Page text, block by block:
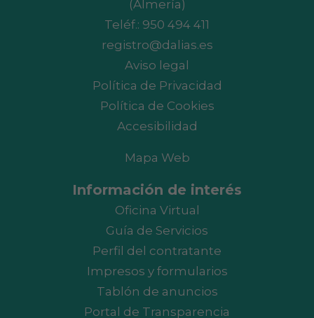
(Almería)
Teléf.: 950 494 411
registro@dalias.es
Aviso legal
Política de Privacidad
Política de Cookies
Accesibilidad
Mapa Web
Información de interés
Oficina Virtual
Guía de Servicios
Perfil del contratante
Impresos y formularios
Tablón de anuncios
Portal de Transparencia